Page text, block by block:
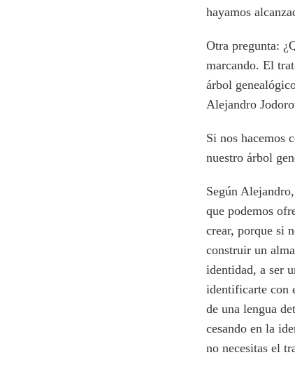
hayamos
Otra pregunta:
marcando. El
árbol
Alejandro
Si nos hacemos
nuestro árbol
Según
que podemos
crear, porque si
construir un
identidad, a ser
identificarte con
de una lengua
cesando en la
no necesitas el